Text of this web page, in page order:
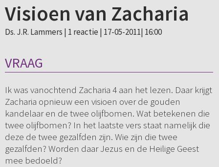
Visioen van Zacharia
Ds. J.R. Lammers | 1 reactie | 17-05-2011| 16:00
VRAAG
Ik was vanochtend Zacharia 4 aan het lezen. Daar krijgt
Zacharia opnieuw een visioen over de gouden
kandelaar en de twee olijfbomen. Wat betekenen die
twee olijfbomen? In het laatste vers staat namelijk die
deze de twee gezalfden zijn. Wie zijn die twee
gezalfden? Worden daar Jezus en de Heilige Geest
mee bedoeld?